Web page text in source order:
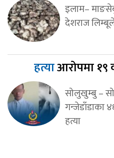
इलाम–
देशराज
हत्याआरोपमा १९
सोलुखुम्बु –
गन्जेडाँडाका
हत्या